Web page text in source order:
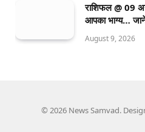
राशिफल @ 09
आपका भाग्य…
August 9, 2026
© 2026 News Samvad.